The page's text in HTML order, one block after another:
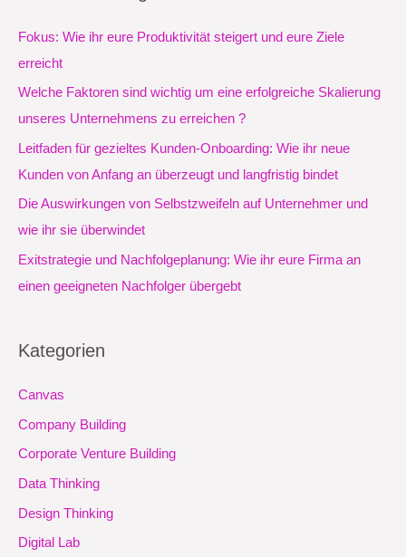
e
Fokus: Wie ihr eure Produktivität steigert und eure Ziele
erreicht
Welche Faktoren sind wichtig um eine erfolgreiche Skalierung
unseres Unternehmens zu erreichen ?
Leitfaden für gezieltes Kunden-Onboarding: Wie ihr neue
Kunden von Anfang an überzeugt und langfristig bindet
Die Auswirkungen von Selbstzweifeln auf Unternehmer und
wie ihr sie überwindet
Exitstrategie und Nachfolgeplanung: Wie ihr eure Firma an
einen geeigneten Nachfolger übergebt
Kategorien
Canvas
Company Building
Corporate Venture Building
Data Thinking
Design Thinking
Digital Lab